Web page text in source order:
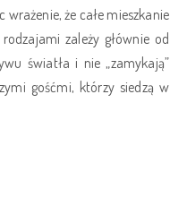
że całe mieszkanie
zależy głównie od
światła i nie „zamykają”
gośćmi, którzy siedzą w